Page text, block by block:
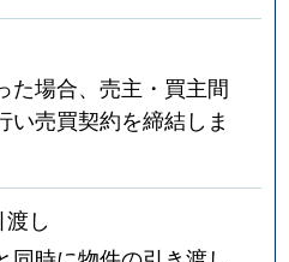
た場合、売主・買主間
い売買契約を締結しま
し